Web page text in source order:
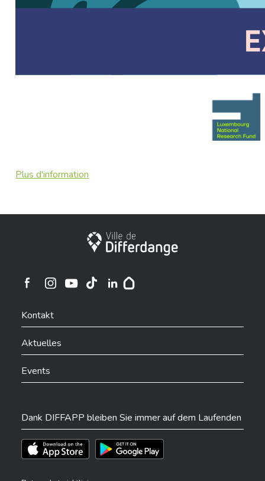
Plus d'information
Stadt Differdingen
Ville de Differdange sur Instagram
Kontakt
Aktuelles
Events
Dank DIFFAPP bleiben Sie immer auf dem Laufenden
Téléchargez l'app sur l'App StoreTéléchargez l'app sur Play Store